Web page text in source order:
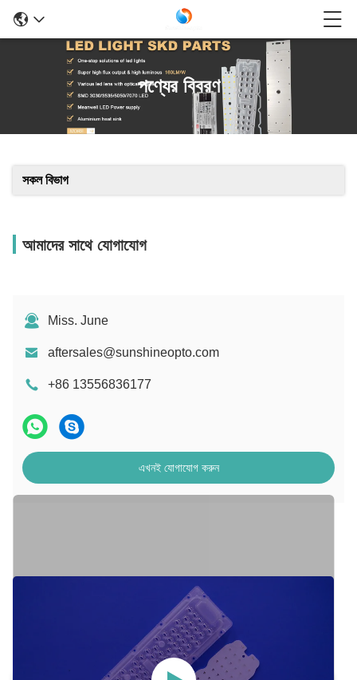
পণ্যের বিবরণ
সকল বিভাগ
আমাদের সাথে যোগাযোগ
Miss. June
aftersales@sunshineopto.com
+86 13556836177
এখনই যোগাযোগ করুন